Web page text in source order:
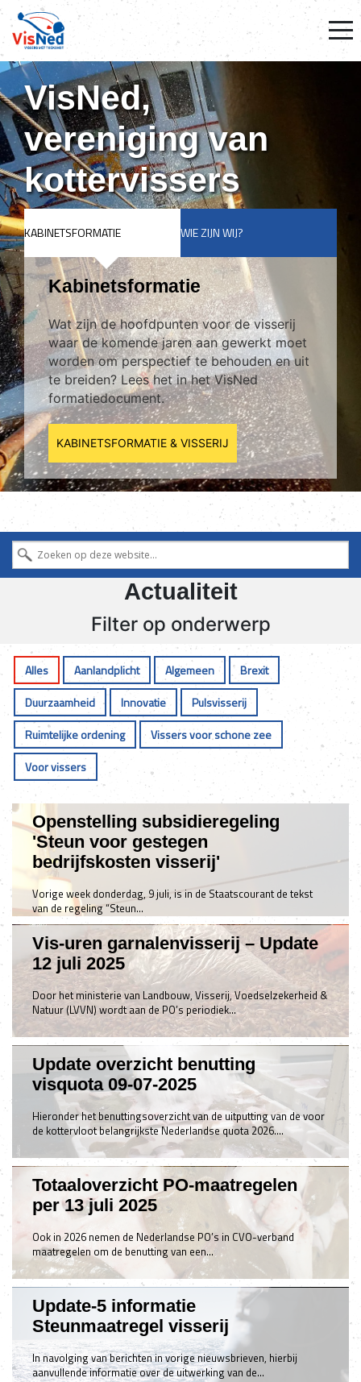
VisNed,
vereniging van
kottervissers
KABINETSFORMATIE WIE ZIJN WIJ?
Kabinetsformatie
Wat zijn de hoofdpunten voor de visserij
waar de komende jaren aan gewerkt moet
worden om perspectief te behouden en uit
te breiden? Lees het in het VisNed
formatiedocument.
KABINETSFORMATIE & VISSERIJ
Actualiteit
Filter op onderwerp
Alles Aanlandplicht Algemeen
Brexit
Duurzaamheid
Innovatie
Pulsvisserij
Ruimtelijke ordening
Vissers voor schone zee
Voor vissers
Openstelling subsidieregeling
'Steun voor gestegen
bedrijfskosten visserij'
Vorige week donderdag, 9 juli, is in de Staatscourant de tekst
van de regeling “Steun…
Vis-uren garnalenvisserij – Update
12 juli 2025
Door het ministerie van Landbouw, Visserij, Voedselzekerheid &
Natuur (LVVN) wordt aan de PO’s periodiek…
Update overzicht benutting
visquota 09-07-2025
Hieronder het benuttingsoverzicht van de uitputting van de voor
de kottervloot belangrijkste Nederlandse quota 2026.…
Totaaloverzicht PO-maatregelen
per 13 juli 2025
Ook in 2026 nemen de Nederlandse PO’s in CVO-verband
maatregelen om de benutting van een…
Update-5 informatie
Steunmaatregel visserij
In navolging van berichten in vorige nieuwsbrieven, hierbij
aanvullende informatie over de uitwerking van de…